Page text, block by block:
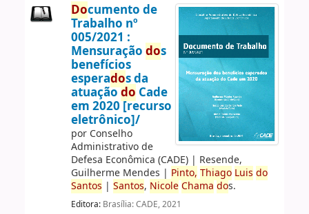
Documento de
Trabalho nº
005/2021 :
Mensuração dos
benefícios
esperados da
atuaçãodo Cade
em 2020 [recurso
eletrônico]/
por Conselho
Administrativo de
Defesa Econômica (CADE)| Resende,
Guilherme Mendes | Pinto, Thiago Luis do
Santos | Santos, Nicole Chama dos.
Editora: Brasília: CADE, 2021